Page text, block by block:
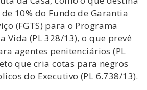
10% do Fundo de Garantia
(FGTS) para o Programa
Vida (PL 328/13), o que prevê
agentes penitenciários (PL
que cria cotas para negros
do Executivo (PL 6.738/13).